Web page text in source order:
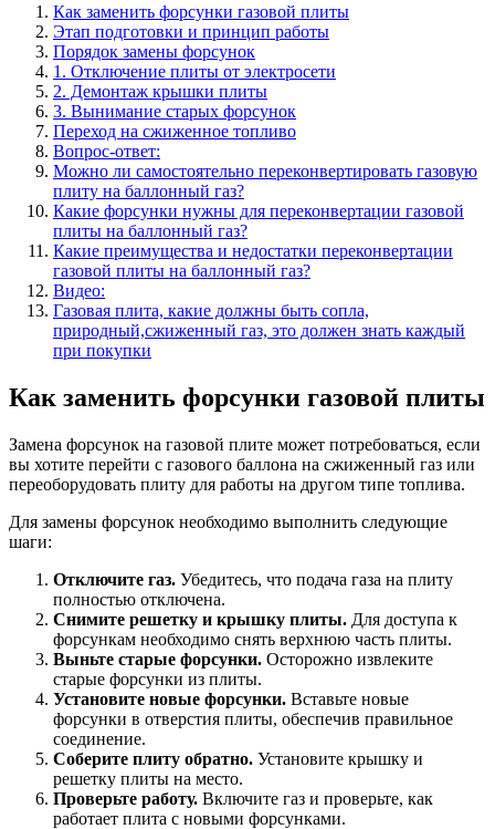
Как заменить форсунки газовой плиты
Этап подготовки и принцип работы
Порядок замены форсунок
1. Отключение плиты от электросети
2. Демонтаж крышки плиты
3. Вынимание старых форсунок
Переход на сжиженное топливо
Вопрос-ответ:
Можно ли самостоятельно переконвертировать газовую
плиту на баллонный газ?
Какие форсунки нужны для переконвертации газовой
плиты на баллонный газ?
Какие преимущества и недостатки переконвертации
газовой плиты на баллонный газ?
Видео:
Газовая плита, какие должны быть сопла,
природный,сжиженный газ, это должен знать каждый
при покупки
Как заменить форсунки газовой плиты
Замена форсунок на газовой плите может потребоваться, если
вы хотите перейти с газового баллона на сжиженный газ или
переоборудовать плиту для работы на другом типе топлива.
Для замены форсунок необходимо выполнить следующие
шаги:
Отключите газ. Убедитесь, что подача газа на плиту
полностью отключена.
Снимите решетку и крышку плиты. Для доступа к
форсункам необходимо снять верхнюю часть плиты.
Выньте старые форсунки. Осторожно извлеките
старые форсунки из плиты.
Установите новые форсунки. Вставьте новые
форсунки в отверстия плиты, обеспечив правильное
соединение.
Соберите плиту обратно. Установите крышку и
решетку плиты на место.
Проверьте работу. Включите газ и проверьте, как
работает плита с новыми форсунками.